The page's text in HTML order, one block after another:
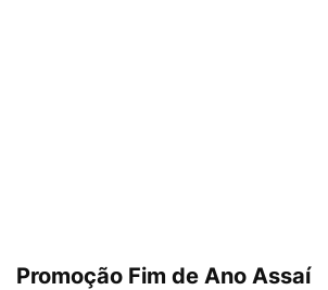
Promoção Fim de Ano Assaí